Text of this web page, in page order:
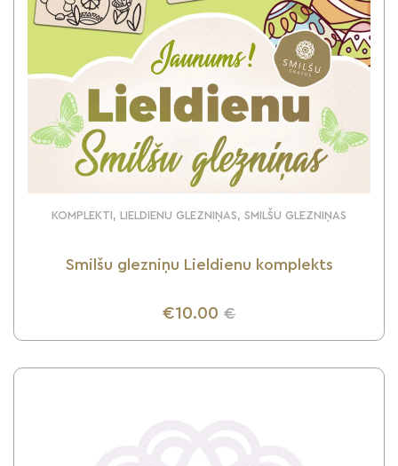
KOMPLEKTI, LIELDIENU GLEZNIŅAS, SMILŠU GLEZNIŅAS
Smilšu glezniņu Lieldienu komplekts
€10.00 €
UZZINI VAIRĀK